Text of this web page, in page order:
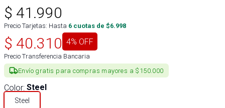
$ 41.990
Precio Tarjetas: Hasta 6 cuotas de $6.998
$ 40.310 4% OFF
Precio Transferencia Bancaria
Envío gratis para compras mayores a $150.000
Color: Steel
Steel